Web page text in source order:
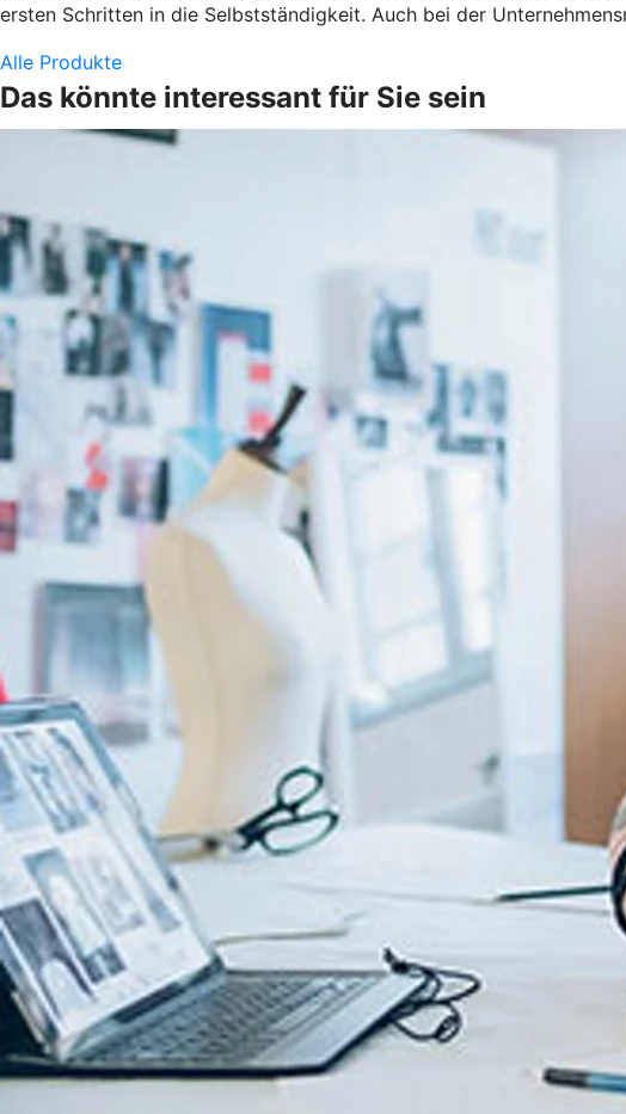
ersten Schritten in die Selbstständigkeit. Auch bei der
Alle Produkte
Das könnte interessant für Sie sein